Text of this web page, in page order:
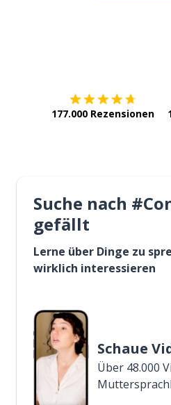
177.000 Rezensionen
Suche nach
gefällt
Lerne über Dinge zu
wirklich interessieren
Schaue
Über 48.000